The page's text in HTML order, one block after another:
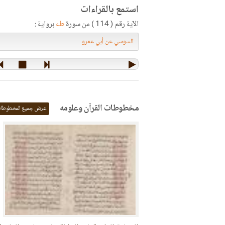
استمع بالقراءات
الآية رقم ( 114 ) من سورة طهبرواية :
مخطوطات القرآن وعلومه عرض جميع